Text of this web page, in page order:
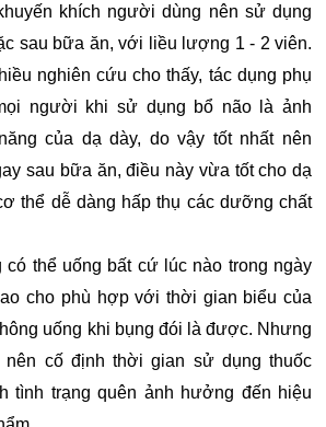
khích người dùng nên sử dụng
sau bữa ăn, với liều lượng 1 - 2 viên.
nghiên cứu cho thấy, tác dụng phụ
người khi sử dụng bổ não là ảnh
của dạ dày, do vậy tốt nhất nên
sau bữa ăn, điều này vừa tốt cho dạ
thể dễ dàng hấp thụ các dưỡng chất
có thể uống bất cứ lúc nào trong ngày
cho phù hợp với thời gian biểu của
uống khi bụng đói là được. Nhưng
nên cố định thời gian sử dụng thuốc
tình trạng quên ảnh hưởng đến hiệu